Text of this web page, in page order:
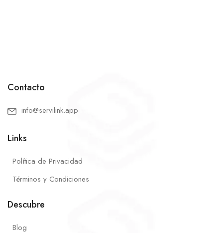
Contacto
info@servilink.app
Links
Política de Privacidad
Términos y Condiciones
Descubre
Blog